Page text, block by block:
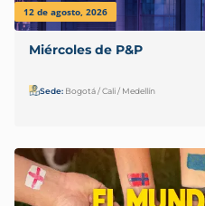
12 de agosto, 2026
Miércoles de P&P
Sede: Bogotá / Cali / Medellín